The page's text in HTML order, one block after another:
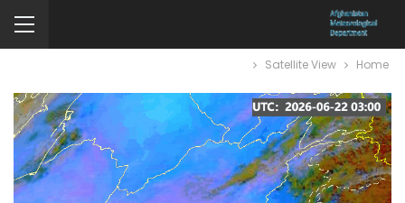
Home
Satellite View